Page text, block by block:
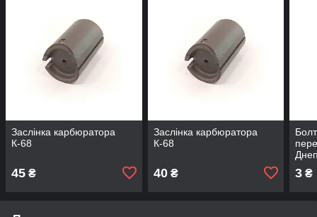
Заслінка карбюратора
К-68
45 ₴
Заслінка карбюратора
К-68
40₴ 3 ₴